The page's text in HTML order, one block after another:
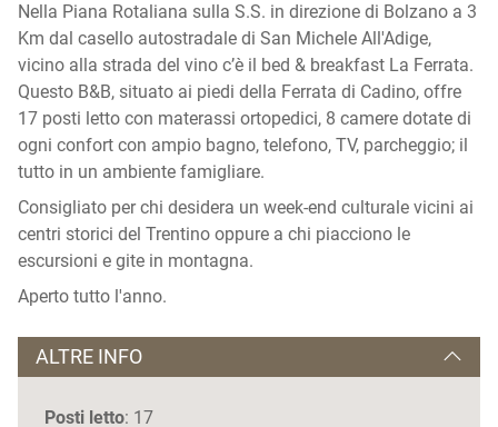
Nella Piana Rotaliana sulla S.S. in direzione di Bolzano a 3
Km dal casello autostradale di San Michele All'Adige,
vicino alla strada del vino c’è il bed & breakfast La Ferrata.
Questo B&B, situato ai piedi della Ferrata di Cadino, offre
17 posti letto con materassi ortopedici, 8 camere dotate di
ogni confort con ampio bagno, telefono, TV, parcheggio; il
tutto in un ambiente famigliare.
Consigliato per chi desidera un week-end culturale vicini ai
centri storici del Trentino oppure a chi piacciono le
escursioni e gite in montagna.
Aperto tutto l'anno.
ALTRE INFO
Posti letto: 17